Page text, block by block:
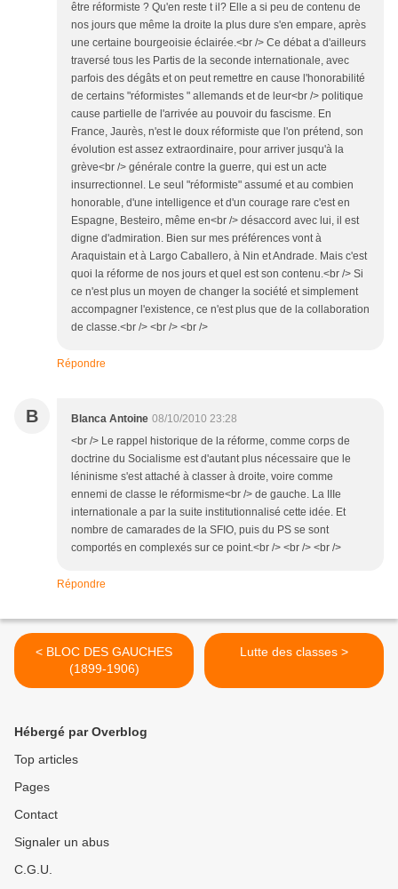
être réformiste ? Qu'en reste t il? Elle a si peu de contenu de
nos jours que même la droite la plus dure s'en empare, après
une certaine bourgeoisie éclairée.<br /> Ce débat a d'ailleurs
traversé tous les Partis de la seconde internationale, avec
parfois des dégâts et on peut remettre en cause l'honorabilité
de certains "réformistes " allemands et de leur<br /> politique
cause partielle de l'arrivée au pouvoir du fascisme. En
France, Jaurès, n'est le doux réformiste que l'on prétend, son
évolution est assez extraordinaire, pour arriver jusqu'à la
grève<br /> générale contre la guerre, qui est un acte
insurrectionnel. Le seul "réformiste" assumé et au combien
honorable, d'une intelligence et d'un courage rare c'est en
Espagne, Besteiro, même en<br /> désaccord avec lui, il est
digne d'admiration. Bien sur mes préférences vont à
Araquistain et à Largo Caballero, à Nin et Andrade. Mais c'est
quoi la réforme de nos jours et quel est son contenu.<br /> Si
ce n'est plus un moyen de changer la société et simplement
accompagner l'existence, ce n'est plus que de la collaboration
de classe.<br /> <br /> <br />
Répondre
B Blanca Antoine 08/10/2010 23:28
<br /> Le rappel historique de la réforme, comme corps de
doctrine du Socialisme est d'autant plus nécessaire que le
léninisme s'est attaché à classer à droite, voire comme
ennemi de classe le réformisme<br /> de gauche. La IIIe
internationale a par la suite institutionnalisé cette idée. Et
nombre de camarades de la SFIO, puis du PS se sont
comportés en complexés sur ce point.<br /> <br /> <br />
Répondre
< BLOC DES GAUCHES
(1899-1906)
Lutte des classes >
Hébergé par Overblog
Top articles
Pages
Contact
Signaler un abus
C.G.U.